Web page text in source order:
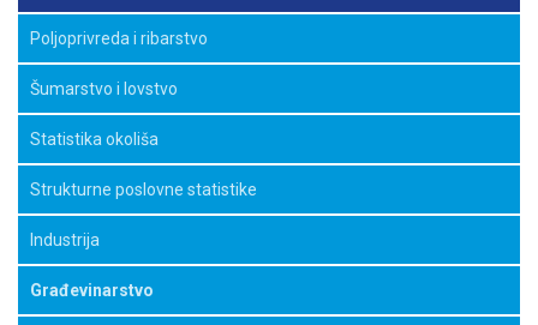
Poljoprivreda i ribarstvo
Šumarstvo i lovstvo
Statistika okoliša
Strukturne poslovne statistike
Industrija
Građevinarstvo